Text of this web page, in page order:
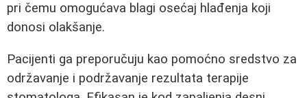
pri čemu omogućava blagi osećaj hlađenja koji
donosi olakšanje.
Pacijenti ga preporučuju kao pomoćno sredstvo za
održavanje i podržavanje rezultata terapije